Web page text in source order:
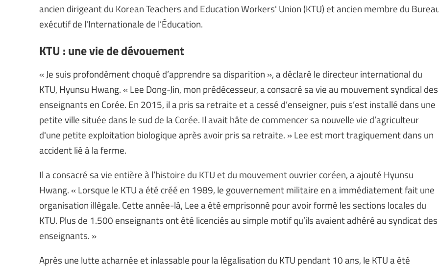
ancien dirigeant du Korean Teachers and Education Workers' Union (KTU) et ancien membre du
exécutif de l'Internationale de l’Éducation.
KTU : une vie de dévouement
« Je suis profondément choqué d’apprendre sa disparition », a déclaré le directeur international du
KTU, Hyunsu Hwang. « Lee Dong-Jin, mon prédécesseur, a consacré sa vie au mouvement syndical des
enseignants en Corée. En 2015, il a pris sa retraite et a cessé d’enseigner, puis s’est installé dans une
petite ville située dans le sud de la Corée. Il avait hâte de commencer sa nouvelle vie d’agriculteur
d'une petite exploitation biologique après avoir pris sa retraite. » Lee est mort tragiquement dans un
accident lié à la ferme.
Il a consacré sa vie entière à l’histoire du KTU et du mouvement ouvrier coréen, a ajouté Hyunsu
Hwang. « Lorsque le KTU a été créé en 1989, le gouvernement militaire en a immédiatement fait une
organisation illégale. Cette année-là, Lee a été emprisonné pour avoir formé les sections locales du
KTU. Plus de 1.500 enseignants ont été licenciés au simple motif qu’ils avaient adhéré au syndicat des
enseignants. »
Après une lutte acharnée et inlassable pour la légalisation du KTU pendant 10 ans, le KTU a été